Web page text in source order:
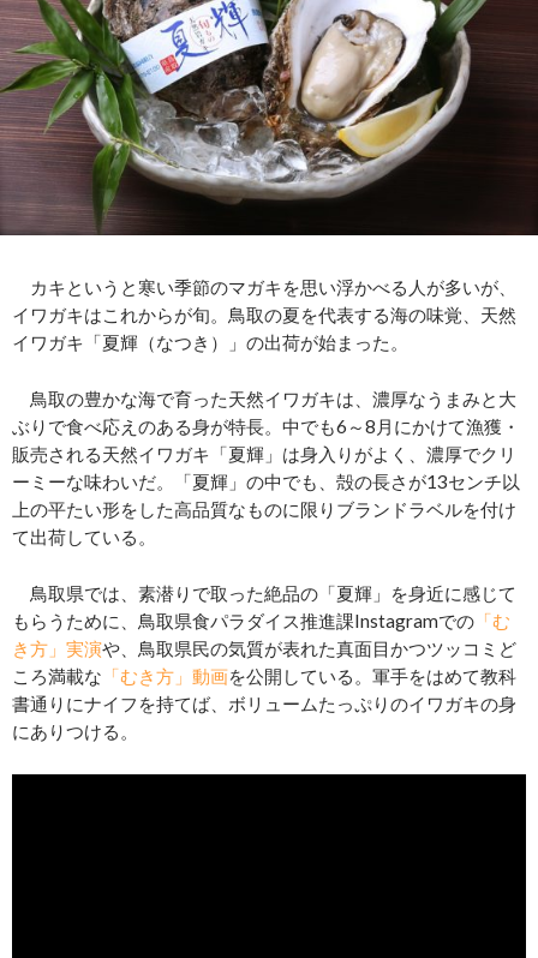
カキというと寒い季節のマガキを思い浮かべる人が多いが、
イワガキはこれからが旬。鳥取の夏を代表する海の味覚、天然
イワガキ「夏輝（なつき）」の出荷が始まった。
鳥取の豊かな海で育った天然イワガキは、濃厚なうまみと大
ぶりで食べ応えのある身が特長。中でも6～8月にかけて漁獲・
販売される天然イワガキ「夏輝」は身入りがよく、濃厚でクリ
ーミーな味わいだ。「夏輝」の中でも、殻の長さが13センチ以
上の平たい形をした高品質なものに限りブランドラベルを付け
て出荷している。
鳥取県では、素潜りで取った絶品の「夏輝」を身近に感じて
もらうために、鳥取県食パラダイス推進課Instagramでの 「む
き方」実演や、鳥取県民の気質が表れた真面目かつツッコミど
ころ満載な 「むき方」動画を公開している。軍手をはめて教科
書通りにナイフを持てば、ボリュームたっぷりのイワガキの身
にありつける。